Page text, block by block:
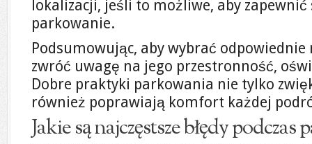
lokalizacji, jeśli to możliwe, aby zapewnić
parkowanie.
Podsumowując, aby wybrać
zwróć uwagę na jego przestronność,
Dobre praktyki parkowania nie tylko
również poprawiają komfort każdej
Jakie są najczęstsze błędy podczas